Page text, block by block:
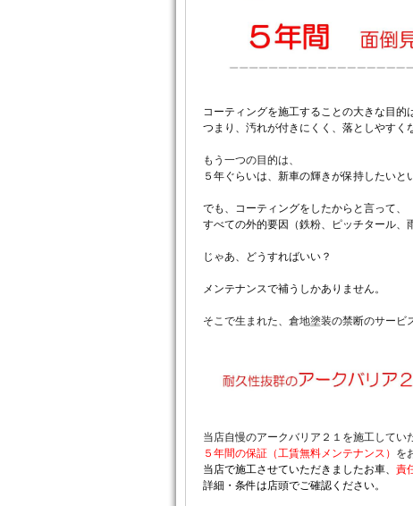
コーティングを施工することの大きな目的
つまり、汚れが付きにくく、落としやすく
もう一つの目的は、
５年ぐらいは、新車の輝きが保持したいと
でも、コーティングをしたからと言って、
すべての外的要因（鉄粉、ピッチタール、
じゃあ、どうすればいい？
メンテナンスで補うしかありません。
そこで生まれた、倉地塗装の禁断のサービ
当店自慢のアークバリア２１を施工してい
５年間の保証（工賃無料メンテナンス） を
当店で施工させていただきましたお車、 責
詳細・条件は店頭でご確認ください。